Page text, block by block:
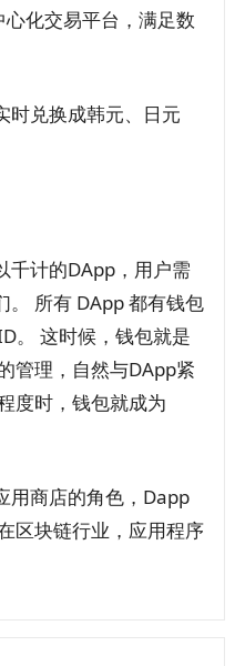
化交易平台，满足数
时兑换成韩元、日元
千计的DApp，用户需
。 所有 DApp 都有钱包
。 这时候，钱包就是
管理，自然与DApp紧
度时，钱包就成为
用商店的角色，Dapp
区块链行业，应用程序